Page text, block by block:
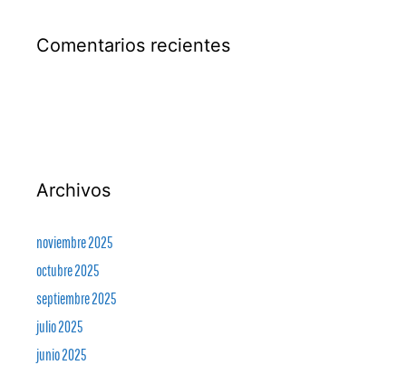
Comentarios recientes
Archivos
noviembre 2025
octubre 2025
septiembre 2025
julio 2025
junio 2025